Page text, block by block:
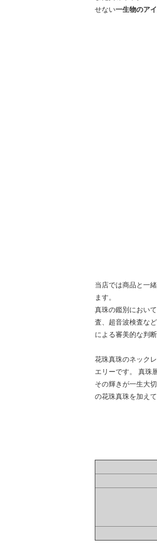
せない一生物のア
当店では商品と一
ます。
真珠の鑑別におい
査、超音波検査な
による審美的な判
花珠真珠のネック
エリーです。 真珠
その輝きが一生大
の花珠真珠を加え